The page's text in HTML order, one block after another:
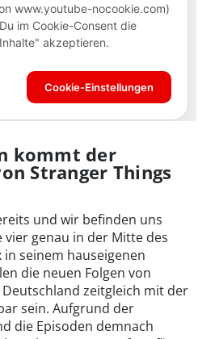
kommt der
Stranger Things
und wir befinden uns
vier genau in der Mitte des
in seinem hauseigenen
die neuen Folgen von
Deutschland zeitgleich mit der
sein. Aufgrund der
die Episoden demnach